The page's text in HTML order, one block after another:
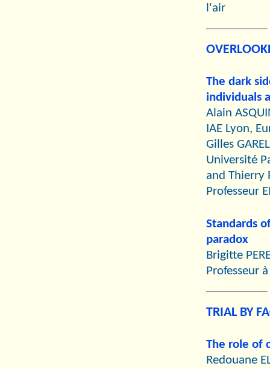
l'air
The dark
individuals
Alain
IAE Lyon,
Gilles GAREL
Université
and Thierry
Professeur
Standards
paradox
Brigitte
Professeur
TRIAL BY
The role of
Redouane